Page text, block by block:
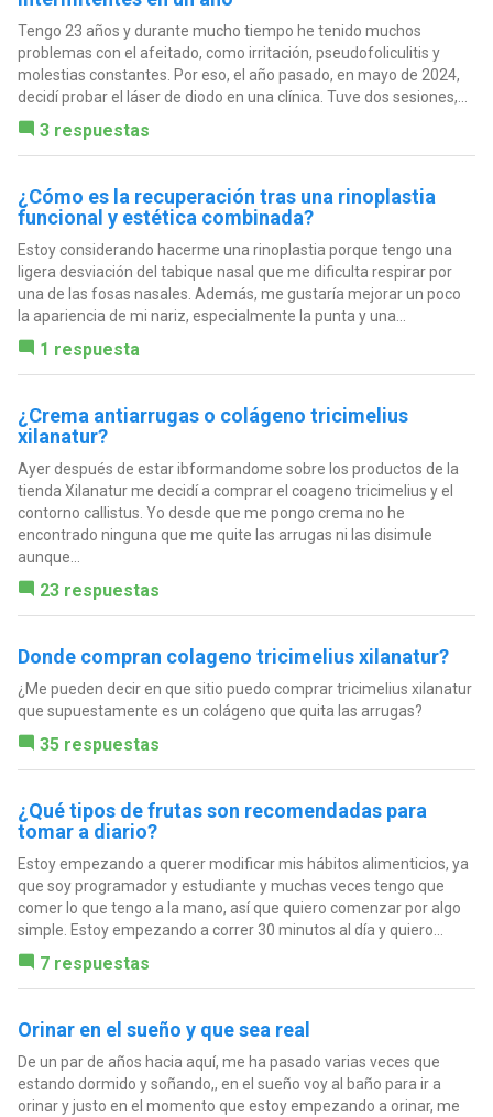
Tengo 23 años y durante mucho tiempo he tenido muchos
problemas con el afeitado, como irritación, pseudofoliculitis y
molestias constantes. Por eso, el año pasado, en mayo de 2024,
decidí probar el láser de diodo en una clínica. Tuve dos sesiones,...
3 respuestas
¿Cómo es la recuperación tras una rinoplastia
funcional y estética combinada?
Estoy considerando hacerme una rinoplastia porque tengo una
ligera desviación del tabique nasal que me dificulta respirar por
una de las fosas nasales. Además, me gustaría mejorar un poco
la apariencia de mi nariz, especialmente la punta y una...
1 respuesta
¿Crema antiarrugas o colágeno tricimelius
xilanatur?
Ayer después de estar ibformandome sobre los productos de la
tienda Xilanatur me decidí a comprar el coageno tricimelius y el
contorno callistus. Yo desde que me pongo crema no he
encontrado ninguna que me quite las arrugas ni las disimule
aunque...
23 respuestas
Donde compran colageno tricimelius xilanatur?
¿Me pueden decir en que sitio puedo comprar tricimelius xilanatur
que supuestamente es un colágeno que quita las arrugas?
35 respuestas
¿Qué tipos de frutas son recomendadas para
tomar a diario?
Estoy empezando a querer modificar mis hábitos alimenticios, ya
que soy programador y estudiante y muchas veces tengo que
comer lo que tengo a la mano, así que quiero comenzar por algo
simple. Estoy empezando a correr 30 minutos al día y quiero...
7 respuestas
Orinar en el sueño y que sea real
De un par de años hacia aquí, me ha pasado varias veces que
estando dormido y soñando,, en el sueño voy al baño para ir a
orinar y justo en el momento que estoy empezando a orinar, me